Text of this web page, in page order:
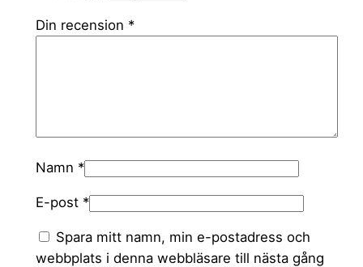
Din recension *
Namn *
E-post *
Spara mitt namn, min e-postadress och
webbplats i denna webbläsare till nästa gång